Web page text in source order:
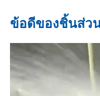
ข้อดีของชิ้นส่ว